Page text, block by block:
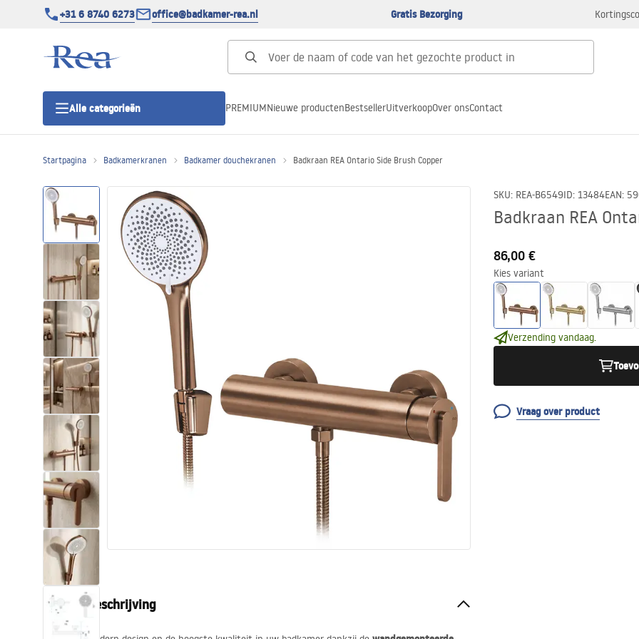
+31 6 8740 6273 office@badkamer-rea.nl Gratis Bezorging
Alle categorieën
Douchedeur
Douchebakken
Lineaire Douchegoten
Toiletten
Wastafels
Baden en badwanden
Kranen
Douches
Keuken
Badkameraccessoires
PREMIUMNieuwe productenBestsellerUitverkoopOver onsContact
Startpagina Badkamerkranen Badkamer douchekranen Badkraan REA Ontario Side Brush Copper
SKU: REA-B6549ID: 13484EAN:
Badkraan REA
86,00 €
Kies variant
Verzending vandaag.
Vraag over product
Productbeschrijving